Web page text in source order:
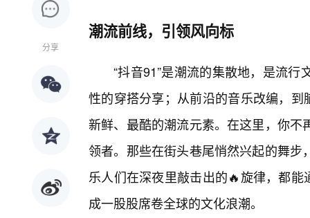
分享
潮流前线，引领风向标
“抖音91”是潮流的集散地，是流
性的穿搭分享；从前沿的音乐改编，到
新鲜、最酷的潮流元素。在这里，你
领者。那些在街头巷尾悄然兴起的舞
乐人们在深夜里敲击出的🔥旋律，都能
成一股股席卷全球的文化浪潮。